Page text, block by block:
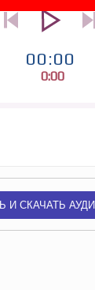
00:00
0:00
И СКАЧАТЬ